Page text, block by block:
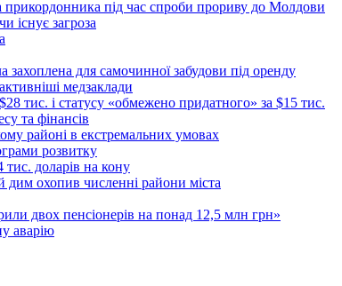
під час спроби прориву до Молдови
існує загроза
для самочинної забудови під оренду
медзаклади
тис. і статусу «обмежено придатного» за $15 тис.
та фінансів
районі в екстремальних умовах
розвитку
тис. доларів на кону
дим охопив численні райони міста
двох пенсіонерів на понад 12,5 млн грн»
аварію